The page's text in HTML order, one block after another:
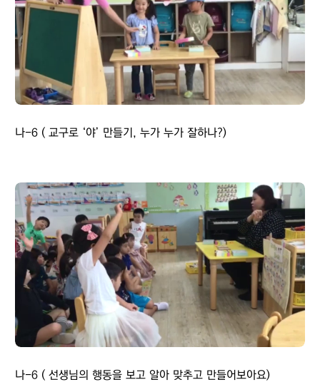
나-6 ( 교구로 ‘야’ 만들기, 누가 누가 잘하나?)
나-6 ( 선생님의 행동을 보고 알아 맞추고 만들어보아요)